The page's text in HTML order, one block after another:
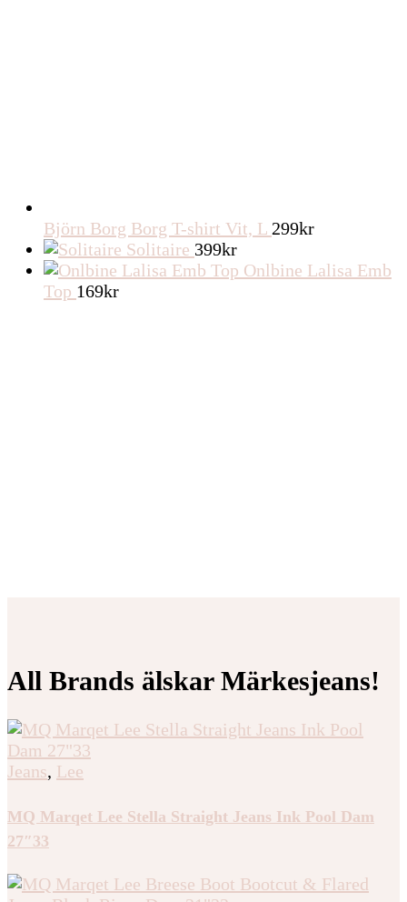
Björn Borg Borg T-shirt Vit, L 299kr
Solitaire 399kr
Onlbine Lalisa Emb
Top 169kr
All Brands älskar Märkesjeans!
Jeans, Lee
MQ Marqet Lee Stella Straight Jeans Ink Pool Dam
27″33